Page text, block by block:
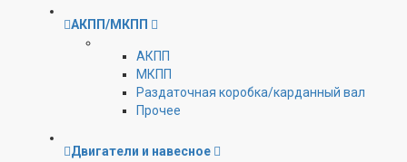
АКПП/МКПП
АКПП
МКПП
Раздаточная коробка/карданный вал
Прочее
Двигатели и навесное